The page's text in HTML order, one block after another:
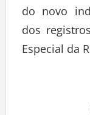
do novo
dos
Especial da